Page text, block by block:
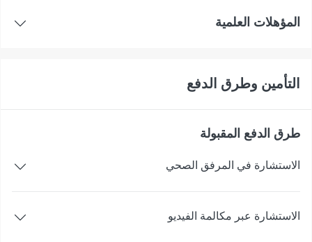
المؤهلات العلمية
التأمين وطرق الدفع
طرق الدفع المقبولة
الاستشارة في المرفق الصحي
الاستشارة عبر مكالمة الفيديو